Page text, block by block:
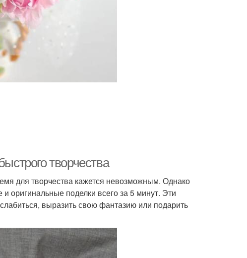
творчества
для творчества кажется невозможным. Однако
оригинальные поделки всего за 5 минут. Эти
выразить свою фантазию или подарить